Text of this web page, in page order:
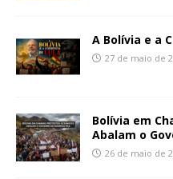
A Bolívia e a
27 de maio de
Bolívia em
Abalam o
26 de maio de